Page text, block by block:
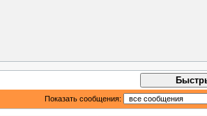
Показать сообщения: